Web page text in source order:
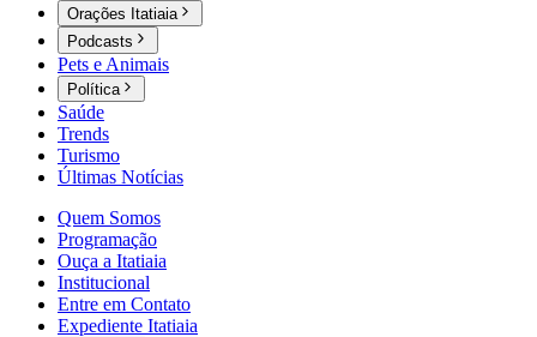
Orações Itatiaia
Podcasts
Pets e Animais
Política
Saúde
Trends
Turismo
Últimas Notícias
Quem Somos
Programação
Ouça a Itatiaia
Institucional
Entre em Contato
Expediente Itatiaia